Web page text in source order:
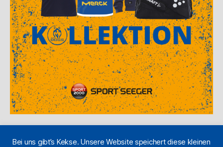
Bei uns gibt’s Kekse. Unsere Website speichert diese kleinen